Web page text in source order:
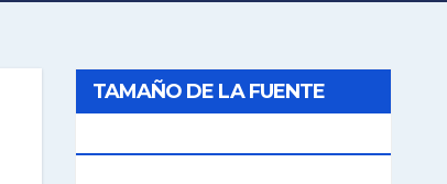
TAMAÑO DE LA FUENTE